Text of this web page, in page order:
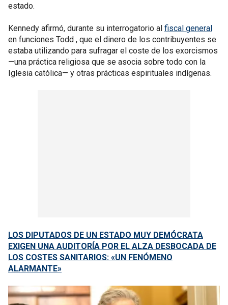
estado.
Kennedy afirmó, durante su interrogatorio al fiscal general
en funciones Todd , que el dinero de los contribuyentes se
estaba utilizando para sufragar el coste de los exorcismos
—una práctica religiosa que se asocia sobre todo con la
Iglesia católica— y otras prácticas espirituales indígenas.
LOS DIPUTADOS DE UN ESTADO MUY DEMÓCRATA
EXIGEN UNA AUDITORÍA POR EL ALZA DESBOCADA DE
LOS COSTES SANITARIOS: «UN FENÓMENO
ALARMANTE»